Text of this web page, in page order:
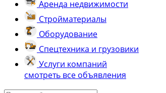
Аренда недвижимости
Стройматериалы
Оборудование
Спецтехника и грузовики
Услуги компаний
смотреть все объявления